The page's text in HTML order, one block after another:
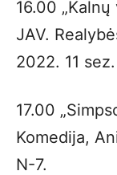
16.00 „Kalnų
JAV.
2022. 11
17.00
Komedija,
N-7.